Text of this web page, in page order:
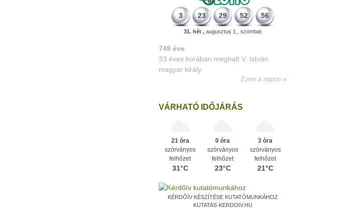
3 23 29 52 56
31. hét , augusztus 1., szombat
498 éve
A szávaszentdemeteri-nagyolaszi
győzelem, ahol a magyarok utoljára
győzték le a törököket Mohács előtt.
VÁRHATÓ IDŐJÁRÁS
21 óra
szórványos
felhőzet
31°C
0 óra
szórványos
felhőzet
23°C
3 óra
szórványos
felhőzet
21°C
KÉRDŐÍV KÉSZÍTÉSE KUTATÓMUNKÁHOZ
KUTATAS-KERDOIV.HU